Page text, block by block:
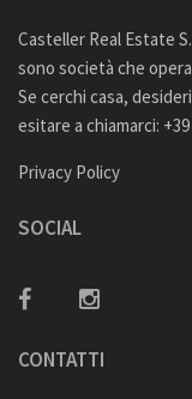
Casteller Real Estate
sono società che
Se cerchi casa,
esitare a chiamarci: +39
Privacy Policy
SOCIAL
CONTATTI